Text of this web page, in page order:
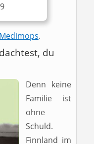
Medimops.
du
Denn keine
Familie ist
ohne
Schuld.
Finnland im